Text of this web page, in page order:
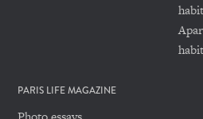
PARIS LIFE MAGAZINE